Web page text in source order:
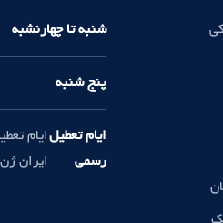
شنبه تا چهارنشبه
پنج شنبه
ایام تعطیل
رسمی
ایام
ایران